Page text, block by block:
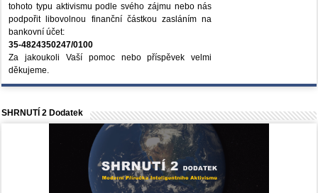
tohoto typu aktivismu podle svého zájmu nebo nás
podpořit libovolnou finanční částkou zasláním na
bankovní účet:
35-4824350247/0100
Za jakoukoli Vaší pomoc nebo příspěvek velmi
děkujeme.
SHRNUTÍ 2 Dodatek